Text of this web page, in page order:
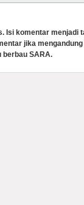
Isi komentar menjadi
jika
berbau SARA.